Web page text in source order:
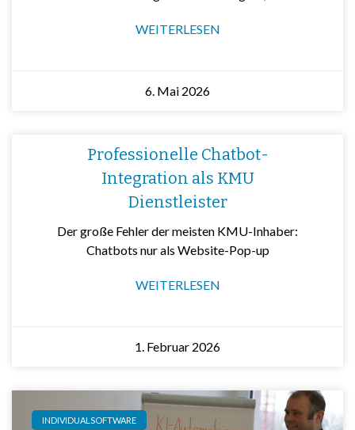
WEITERLESEN
6. Mai 2026
Professionelle Chatbot-
Integration als KMU
Dienstleister
Der große Fehler der meisten KMU-Inhaber:
Chatbots nur als Website-Pop-up
WEITERLESEN
1. Februar 2026
INDIVIDUALSOFTWARE